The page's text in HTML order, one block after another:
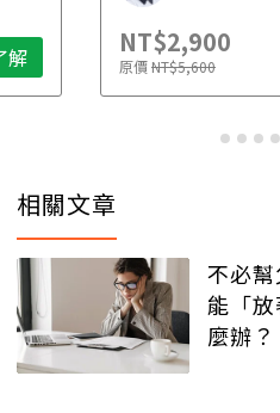
解 NT$2,900
原價NT$5,600
相關文章
不必
能「
麼辦？